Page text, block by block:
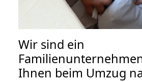
Wir sind ein
Ihnen beim Umzug